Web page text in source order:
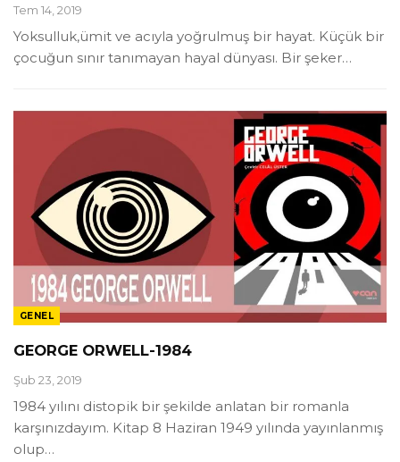
Tem 14, 2019
Yoksulluk,ümit ve acıyla yoğrulmuş bir hayat. Küçük bir
çocuğun sınır tanımayan hayal dünyası. Bir şeker…
GENEL
GEORGE ORWELL-1984
Şub 23, 2019
1984 yılını distopik bir şekilde anlatan bir romanla
karşınızdayım. Kitap 8 Haziran 1949 yılında yayınlanmış
olup…